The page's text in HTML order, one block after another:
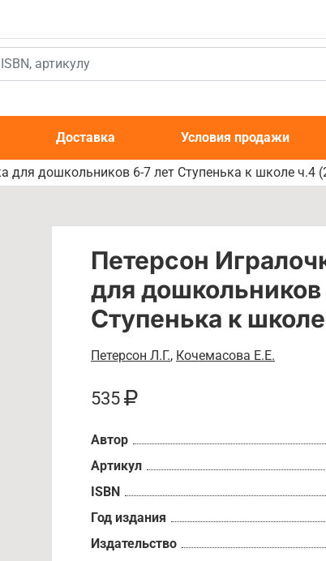
Доставка Условия продажи
для дошкольников 6-7 лет Ступенька к школе ч.4
Петерсон
для дошкольников
Ступенька к
Петерсон Л.Г., Кочемасова Е.Е.
535
Автор
Артикул
ISBN
Год издания
Издательство